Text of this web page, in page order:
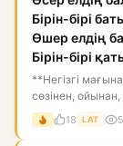
Бірін-бірі
Өшер елдің
Бірін-бірі
**Негізгі
сөзінен, ойынан,
18 LAT